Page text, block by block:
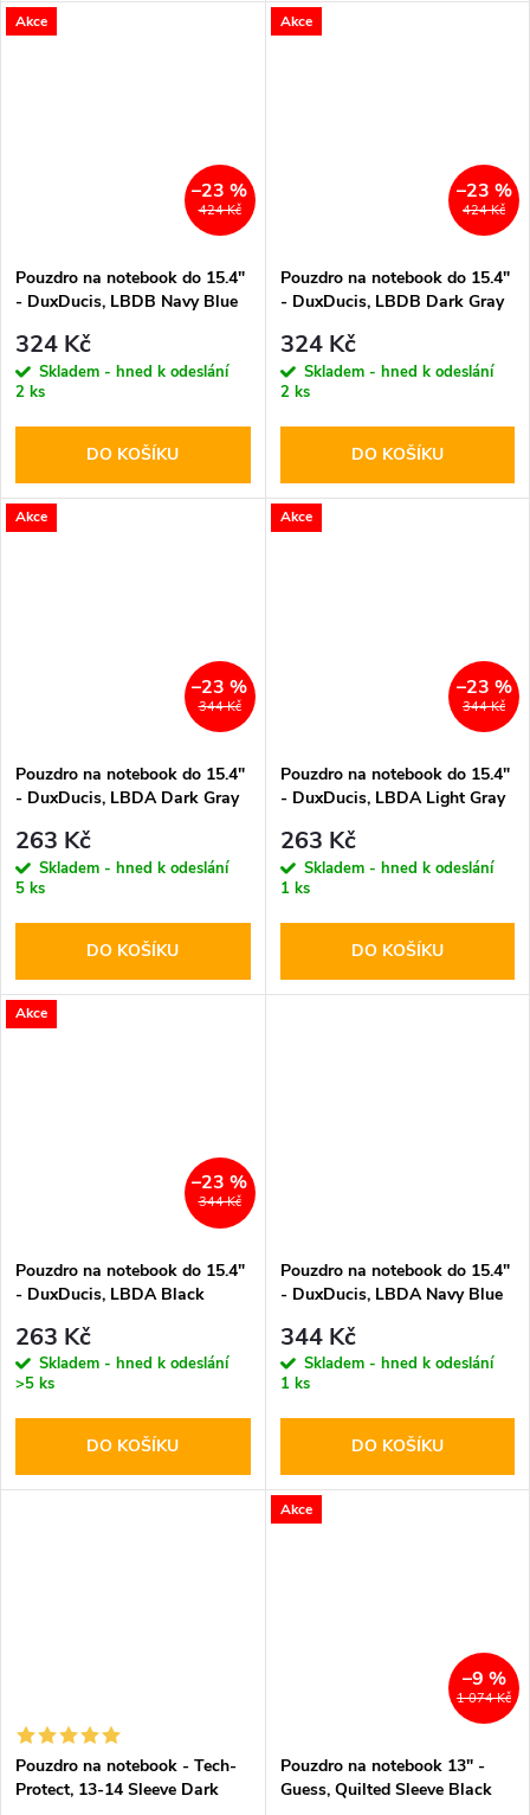
Akce
424 Kč
–23 %
Pouzdro na notebook do 15.4"
- DuxDucis, LBDB Navy Blue
324 Kč
Skladem - hned k odeslání
2 ks
DO KOŠÍKU
Akce
424 Kč
–23 %
Pouzdro na notebook do 15.4"
- DuxDucis, LBDB Dark Gray
324 Kč
Skladem - hned k odeslání
2 ks
DO KOŠÍKU
Akce
344 Kč
–23 %
Pouzdro na notebook do 15.4"
- DuxDucis, LBDA Dark Gray
263 Kč
Skladem - hned k odeslání
5 ks
DO KOŠÍKU
Akce
344 Kč
–23 %
Pouzdro na notebook do 15.4"
- DuxDucis, LBDA Light Gray
263 Kč
Skladem - hned k odeslání
1 ks
DO KOŠÍKU
Akce
344 Kč
–23 %
Pouzdro na notebook do 15.4"
- DuxDucis, LBDA Black
263 Kč
Skladem - hned k odeslání
>5 ks
DO KOŠÍKU
Pouzdro na notebook do 15.4"
- DuxDucis, LBDA Navy Blue
344 Kč
Skladem - hned k odeslání
1 ks
DO KOŠÍKU
Pouzdro na notebook - Tech-
Protect, 13-14 Sleeve Dark
Akce
1 074 Kč
–9 %
Pouzdro na notebook 13" -
Guess, Quilted Sleeve Black